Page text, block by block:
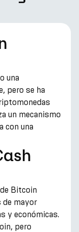
una
pero se ha
un mecanismo
con una
Bitcoin
de mayor
y económicas.
pero